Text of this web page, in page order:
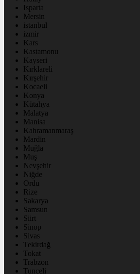
Isparta
Mersin
istanbul
izmir
Kars
Kastamonu
Kayseri
Kırklareli
Kırşehir
Kocaeli
Konya
Kütahya
Malatya
Manisa
Kahramanmaraş
Mardin
Muğla
Muş
Nevşehir
Niğde
Ordu
Rize
Sakarya
Samsun
Siirt
Sinop
Sivas
Tekirdağ
Tokat
Trabzon
Tunceli